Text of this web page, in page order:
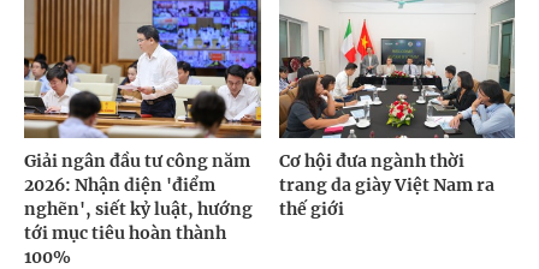
Giải ngân đầu tư công năm
2026: Nhận diện 'điểm
nghẽn', siết kỷ luật, hướng
tới mục tiêu hoàn thành
100%
Cơ hội đưa ngành thời
trang da giày Việt Nam ra
thế giới